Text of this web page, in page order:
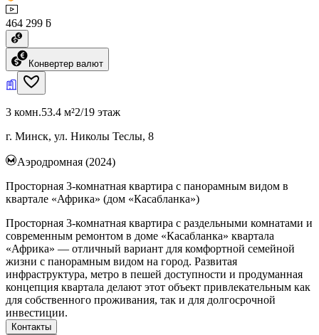
464 299 ƃ
Конвертер валют
3 комн.53.4 м²2/19 этаж
г. Минск, ул. Николы Теслы, 8
Аэродромная (2024)
Просторная 3-комнатная квартира с панорамным видом в
квартале «Африка» (дом «Касабланка»)
Просторная 3-комнатная квартира с раздельными комнатами и
современным ремонтом в доме «Касабланка» квартала
«Африка» — отличный вариант для комфортной семейной
жизни с панорамным видом на город. Развитая
инфраструктура, метро в пешей доступности и продуманная
концепция квартала делают этот объект привлекательным как
для собственного проживания, так и для долгосрочной
инвестиции.
Контакты